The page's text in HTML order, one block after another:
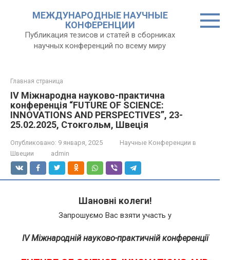
МЕЖДУНАРОДНЫЕ НАУЧНЫЕ
КОНФЕРЕНЦИИ
Публикация тезисов и статей в сборниках
научных конференций по всему миру
Главная страница
IV Міжнародна науково-практична
конференція “FUTURE OF SCIENCE:
INNOVATIONS AND PERSPECTIVES”, 23-
25.02.2025, Стокгольм, Швеція
Опубликовано: 9 января, 2025
Научные Конференции в
Швеции
admin
Шановні колеги!
Запрошуємо Вас взяти участь у
IV Міжнародній науково-практичній конференції